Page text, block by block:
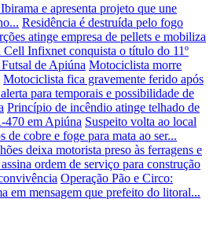
e apresenta projeto que une
Residência é destruída pelo fogo
atinge empresa de pellets e mobiliza
Cell Infixnet conquista o título do 11º
de Apiúna Motociclista morre
Motociclista fica gravemente ferido após
para temporais e possibilidade de
Princípio de incêndio atinge telhado de
470 em Apiúna Suspeito volta ao local
cobre e foge para mata ao ser...
deixa motorista preso às ferragens e
ordem de serviço para construção
Operação Pão e Circo:
em mensagem que prefeito do litoral...